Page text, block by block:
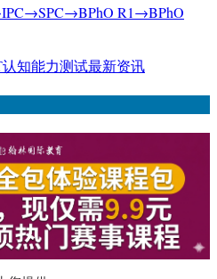
R1→BPhO
认知能力测试最新资讯